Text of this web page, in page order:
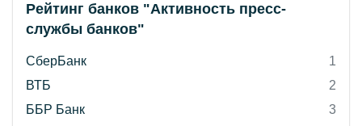
Рейтинг банков "Активность пресс-
службы банков"
СберБанк
1
ВТБ
2
ББР Банк
3